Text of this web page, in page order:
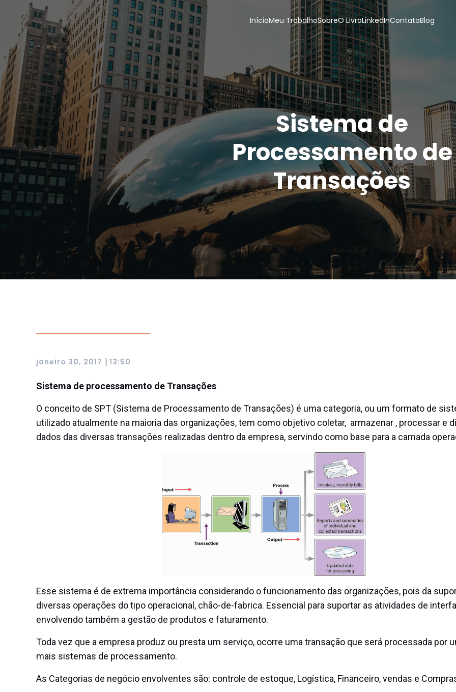
InícioMeu TrabalhoSobreO LivroLinkedInContatoBlog
Sistema de
Processamento de
Transações
janeiro 30, 2017 | 13:50
Sistema de processamento de Transações
O conceito de SPT (Sistema de Processamento de Transações) é uma categoria, ou um formato de
utilizado atualmente na maioria das organizações, tem como objetivo coletar, armazenar , processar e
dados das diversas transações realizadas dentro da empresa, servindo como base para a camada
Esse sistema é de extrema importância considerando o funcionamento das organizações, pois da
diversas operações do tipo operacional, chão-de-fabrica. Essencial para suportar as atividades de
envolvendo também a gestão de produtos e faturamento.
Toda vez que a empresa produz ou presta um serviço, ocorre uma transação que será processada por
mais sistemas de processamento.
As Categorias de negócio envolventes são: controle de estoque, Logística, Financeiro, vendas e